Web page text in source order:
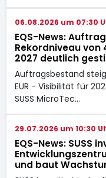
06.08.2026 um 07:30
EQS-News:
Rekordniveau von
2027 deutlich
Auftragsbestand
EUR - Visibilität für
SUSS MicroTec…
29.07.2026 um 10:30
EQS-News: SUSS
und baut